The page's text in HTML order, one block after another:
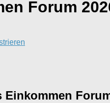
Forum
Einkommen